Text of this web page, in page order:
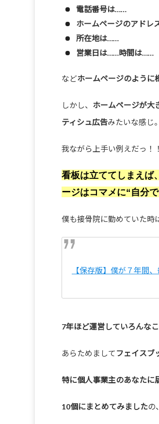
電話番号は……
ホームページのアドレ
所在地は……
営業日は……時間は……
などホームページのように
しかし、 ホームページが大
ティシュ広告みたいな感じ。
我ながら上手い例えだっ！！
看板は立ててしまえば
ージはコマメに“自分
僕も接骨院に勤めていた時
【保存版】僕が７年間
7年ほど運営していろんな
あらためまして フェイスブ
特に個人事業主のあなたに
10個にまとめてみましたの